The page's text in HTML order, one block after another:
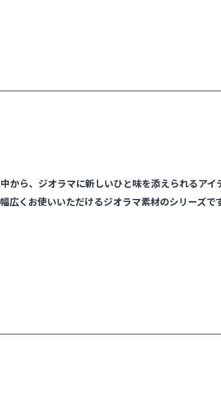
ら、ジオラマに新しいひと味を添えられるアイ
くお使いいただけるジオラマ素材のシリーズです